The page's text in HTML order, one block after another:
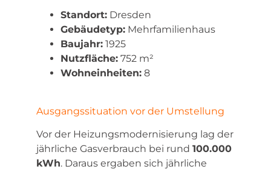
Standort: Dresden
Gebäudetyp: Mehrfamilienhaus
Baujahr: 1925
Nutzfläche: 752 m²
Wohneinheiten: 8
Ausgangssituation vor der Umstellung
Vor der Heizungsmodernisierung lag der
jährliche Gasverbrauch bei rund 100.000
kWh. Daraus ergaben sich jährliche